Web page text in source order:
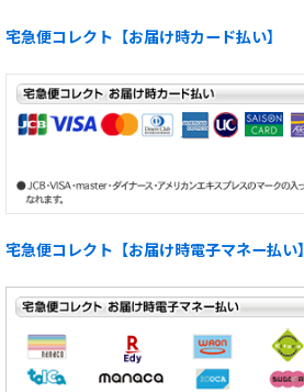
宅急便コレクト【お届け時カード払い】
宅急便コレクト【お届け時電子マネー払い】